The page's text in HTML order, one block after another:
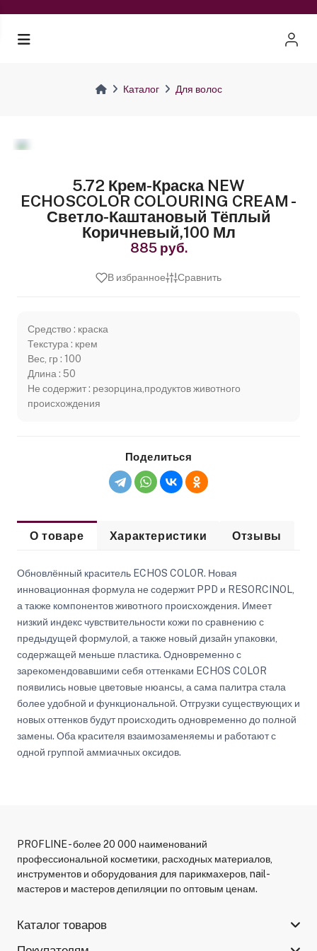
Каталог Для волос
5.72 Крем-Краска NEW
ECHOSCOLOR COLOURING CREAM -
Светло-Каштановый Тёплый
Коричневый,100 Мл
885 руб.
В избранное Сравнить
Средство : краска
Текстура : крем
Вес, гр : 100
Длина : 50
Не содержит : резорцина,продуктов животного
происхождения
Поделиться
О товаре Характеристики Отзывы
Обновлённый краситель ECHOS COLOR. Новая
инновационная формула не содержит PPD и RESORCINOL,
а также компонентов животного происхождения. Имеет
низкий индекс чувствительности кожи по сравнению с
предыдущей формулой, а также новый дизайн упаковки,
содержащей меньше пластика. Одновременно с
зарекомендовавшими себя оттенками ECHOS COLOR
появились новые цветовые нюансы, а сама палитра стала
более удобной и функциональной. Отгрузки существующих и
новых оттенков будут происходить одновременно до полной
замены. Оба красителя взаимозаменяемы и работают с
одной группой аммиачных оксидов.
PROFLINE - более 20 000 наименований
профессиональной косметики, расходных материалов,
инструментов и оборудования для парикмахеров, nail-
мастеров и мастеров депиляции по оптовым ценам.
Каталог товаров